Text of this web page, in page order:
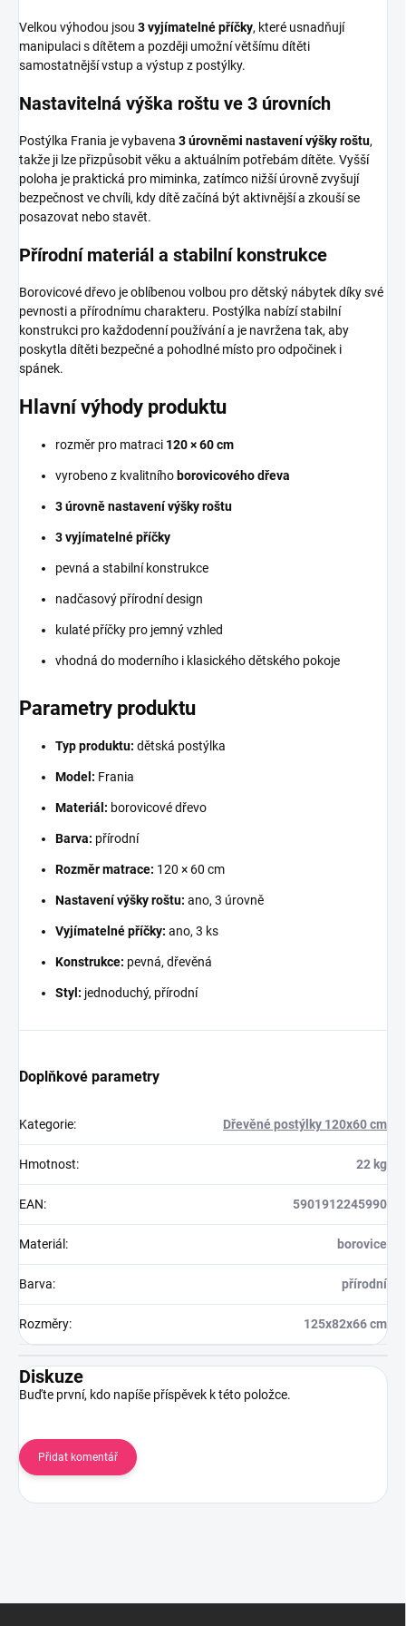
Velkou výhodou jsou 3 vyjímatelné příčky, které usnadňují
manipulaci s dítětem a později umožní většímu dítěti
samostatnější vstup a výstup z postýlky.
Nastavitelná výška roštu ve 3 úrovních
Postýlka Frania je vybavena 3 úrovněmi nastavení výšky roštu,
takže ji lze přizpůsobit věku a aktuálním potřebám dítěte. Vyšší
poloha je praktická pro miminka, zatímco nižší úrovně zvyšují
bezpečnost ve chvíli, kdy dítě začíná být aktivnější a zkouší se
posazovat nebo stavět.
Přírodní materiál a stabilní konstrukce
Borovicové dřevo je oblíbenou volbou pro dětský nábytek díky své
pevnosti a přírodnímu charakteru. Postýlka nabízí stabilní
konstrukci pro každodenní používání a je navržena tak, aby
poskytla dítěti bezpečné a pohodlné místo pro odpočinek i
spánek.
Hlavní výhody produktu
rozměr pro matraci 120 × 60 cm
vyrobeno z kvalitního borovicového dřeva
3 úrovně nastavení výšky roštu
3 vyjímatelné příčky
pevná a stabilní konstrukce
nadčasový přírodní design
kulaté příčky pro jemný vzhled
vhodná do moderního i klasického dětského pokoje
Parametry produktu
Typ produktu: dětská postýlka
Model: Frania
Materiál: borovicové dřevo
Barva: přírodní
Rozměr matrace: 120 × 60 cm
Nastavení výšky roštu: ano, 3 úrovně
Vyjímatelné příčky: ano, 3 ks
Konstrukce: pevná, dřevěná
Styl: jednoduchý, přírodní
Doplňkové parametry
Kategorie: Dřevěné postýlky 120x60 cm
Hmotnost: 22 kg
EAN: 5901912245990
Materiál : borovice
Barva: přírodní
Rozměry: 125x82x66 cm
Diskuze
Buďte první, kdo napíše příspěvek k této položce.
Přidat komentář